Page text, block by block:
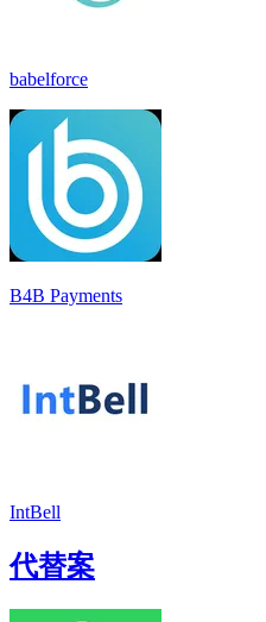
babelforce
B4B Payments
IntBell
代替案